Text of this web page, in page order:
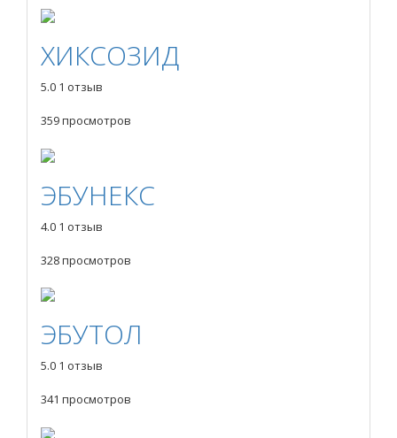
ХИКСОЗИД
5.0 1 отзыв
359 просмотров
ЭБУНЕКС
4.0 1 отзыв
328 просмотров
ЭБУТОЛ
5.0 1 отзыв
341 просмотров